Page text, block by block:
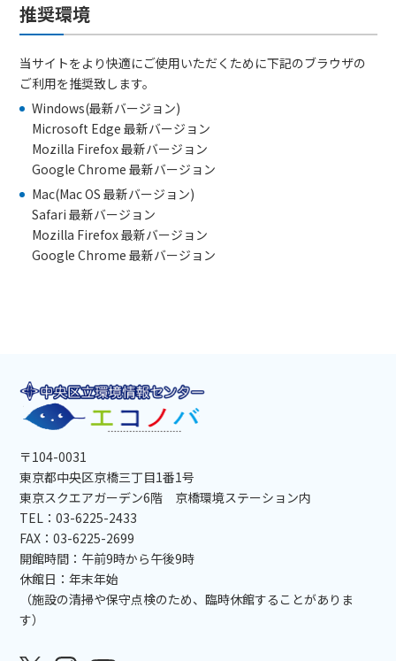
推奨環境
当サイトをより快適にご使用いただくために下記のブラウザの
ご利用を推奨致します。
Windows(最新バージョン)
Microsoft Edge 最新バージョン
Mozilla Firefox 最新バージョン
Google Chrome 最新バージョン
Mac(Mac OS 最新バージョン)
Safari 最新バージョン
Mozilla Firefox 最新バージョン
Google Chrome 最新バージョン
〒104-0031
東京都中央区京橋三丁目1番1号
東京スクエアガーデン6階 京橋環境ステーション内
TEL：03-6225-2433
FAX：03-6225-2699
開館時間：午前9時から午後9時
休館日：年末年始
（施設の清掃や保守点検のため、臨時休館することがありま
す）